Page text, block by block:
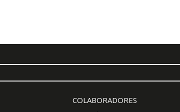
COLABORADORES